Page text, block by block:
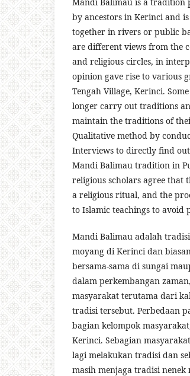
by ancestors in Kerinci and
together in rivers or public
are different views from the
and religious circles, in
opinion gave rise to various
Tengah Village, Kerinci.
longer carry out traditions
maintain the traditions of
Qualitative method by
Interviews to directly find
Mandi Balimau tradition in
religious scholars agree that
a religious ritual, and the
to Islamic teachings to avoid
Mandi Balimau adalah
moyang di Kerinci dan
bersama-sama di sungai
dalam perkembangan
masyarakat terutama dari
tradisi tersebut. Perbedaan
bagian kelompok
Kerinci. Sebagian
lagi melakukan tradisi dan
masih menjaga tradisi